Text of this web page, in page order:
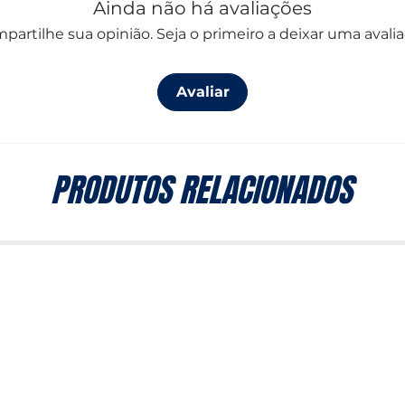
Ainda não há avaliações
sua opinião. Seja o primeiro a deixar uma
Avaliar
PRODUTOS RELACIONADOS